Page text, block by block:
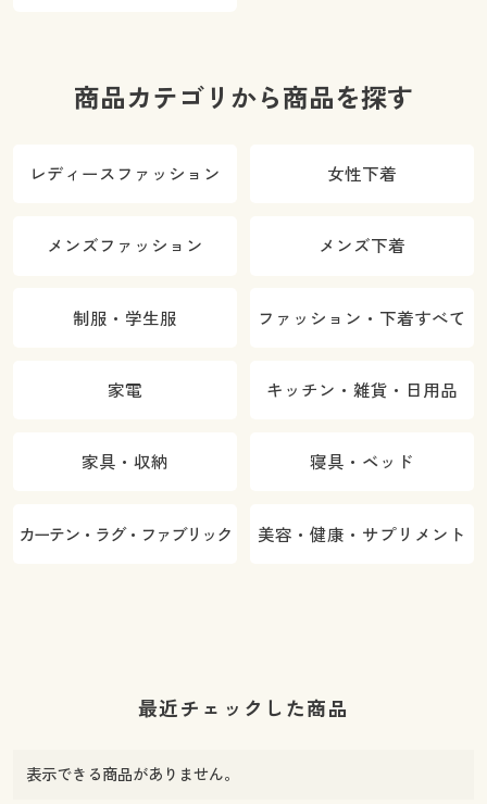
商品カテゴリから商品を探す
レディースファッション 女性下着
メンズファッション メンズ下着
制服・学生服 ファッション・下着すべて
家電 キッチン・雑貨・日用品
家具・収納 寝具・ベッド
カーテン・ラグ・ファブリック 美容・健康・サプリメント
最近チェックした商品
表示できる商品がありません。